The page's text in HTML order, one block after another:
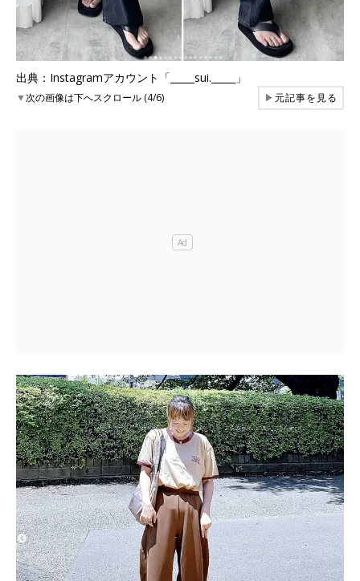
出典：Instagramアカウント「_____sui._____」
▼次の画像は下へスクロール (4/6) ▶元記事を見る